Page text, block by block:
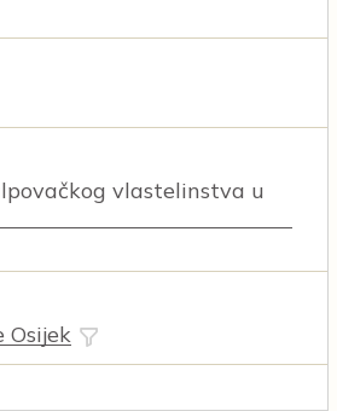
vlastelinstva u
Osijek